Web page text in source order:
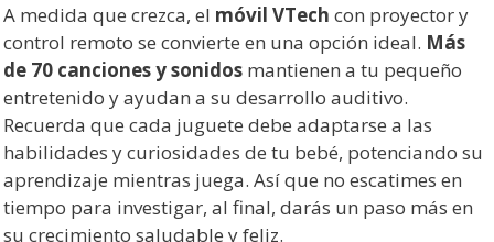
A medida que crezca, el móvil VTech con proyector y
control remoto se convierte en una opción ideal. Más
de 70 canciones y sonidos mantienen a tu pequeño
entretenido y ayudan a su desarrollo auditivo.
Recuerda que cada juguete debe adaptarse a las
habilidades y curiosidades de tu bebé, potenciando su
aprendizaje mientras juega. Así que no escatimes en
tiempo para investigar, al final, darás un paso más en
su crecimiento saludable y feliz.